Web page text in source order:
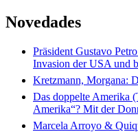
Novedades
Präsident Gustavo
Invasion der USA und
Kretzmann, Morgana:
Das doppelte Amerika
Amerika“? Mit der
Marcela Arroyo &